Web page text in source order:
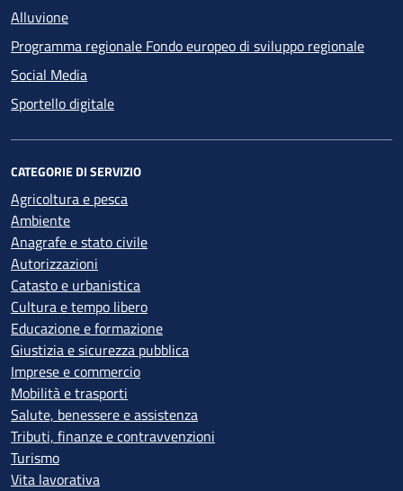
Alluvione
Programma regionale Fondo europeo di sviluppo regionale
Social Media
Sportello digitale
CATEGORIE DI SERVIZIO
Agricoltura e pesca
Ambiente
Anagrafe e stato civile
Autorizzazioni
Catasto e urbanistica
Cultura e tempo libero
Educazione e formazione
Giustizia e sicurezza pubblica
Imprese e commercio
Mobilità e trasporti
Salute, benessere e assistenza
Tributi, finanze e contravvenzioni
Turismo
Vita lavorativa